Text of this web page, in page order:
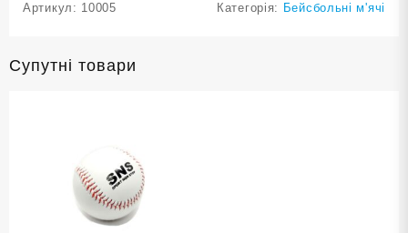
Артикул: 10005 Категорія: Бейсбольні м'ячі
Супутні товари